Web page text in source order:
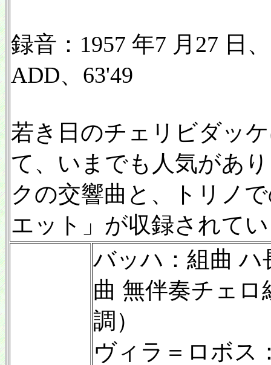
録音：1957 年7 月27 日
ADD、63'49
若き日のチェリビダッ
て、いまでも人気があ
クの交響曲と、トリノ
エット」が収録されて
バッハ：組曲 ハ
曲 無伴奏チェロ
調）
ヴィラ＝ロボス